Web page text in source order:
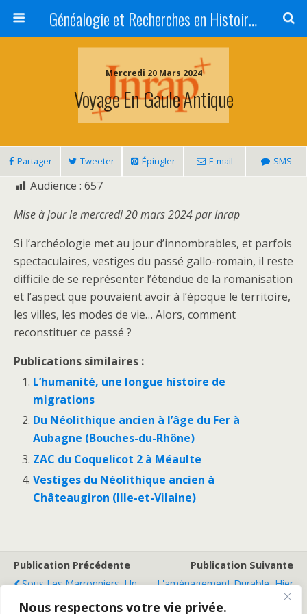
Nous respectons votre vie privée.
Généalogie et Recherches en Histoire, Art, Littérature et Patrimoine
Mercredi 20 Mars 2024
Voyage En Gaule Antique
Partager Tweeter Épingler E-mail SMS
Audience : 657
Mise à jour le mercredi 20 mars 2024 par Inrap
Si l’archéologie met au jour d’innombrables, et parfois
spectaculaires, vestiges du passé gallo-romain, il reste
difficile de se représenter l’étendue de la romanisation
et l’aspect que pouvaient avoir à l’époque le territoire,
les villes, les modes de vie… Alors, comment
reconstituer ce passé ?
Publications similaires :
L’humanité, une longue histoire de
migrations
Du Néolithique ancien à l’âge du Fer à
Aubagne (Bouches-du-Rhône)
ZAC du Coquelicot 2 à Méaulte
Vestiges du Néolithique ancien à
Châteaugiron (Ille-et-Vilaine)
Publication Précédente
Sous Les Marronniers, Un
Publication Suivante
L'aménagement Durable, Hier
Et Aujourd'hui: Le Point De
Vue De L'archéologue